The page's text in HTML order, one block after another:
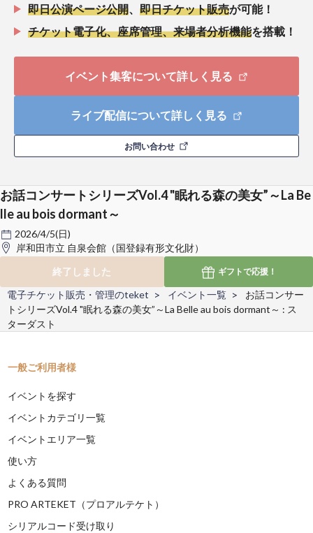
即日公演ページ公開
即日チケット販売が可能！
チケット電子化、座席管理、来場者分析機能を搭載！
イベント集客について詳しく見る
ライブ配信について詳しく見る
お問い合わせ
お話コンサートシリーズVol.4 "眠れる森の美女”～La Be
lle au bois dormant～
2026/4/5(日)
岸和田市立 自泉会館（国登録有形文化財）
終了しました
ギフトで応援！
電子チケット販売・管理のteket イベント一覧
お話コンサー
トシリーズVol.4 "眠れる森の美女”～La Belle au bois dormant～ : ス
ターダスト
一般ご利用者様
イベントを探す
イベントカテゴリ一覧
イベントエリア一覧
使い方
よくある質問
PRO ARTEKET（プロアルテケト）
シリアルコード受け取り